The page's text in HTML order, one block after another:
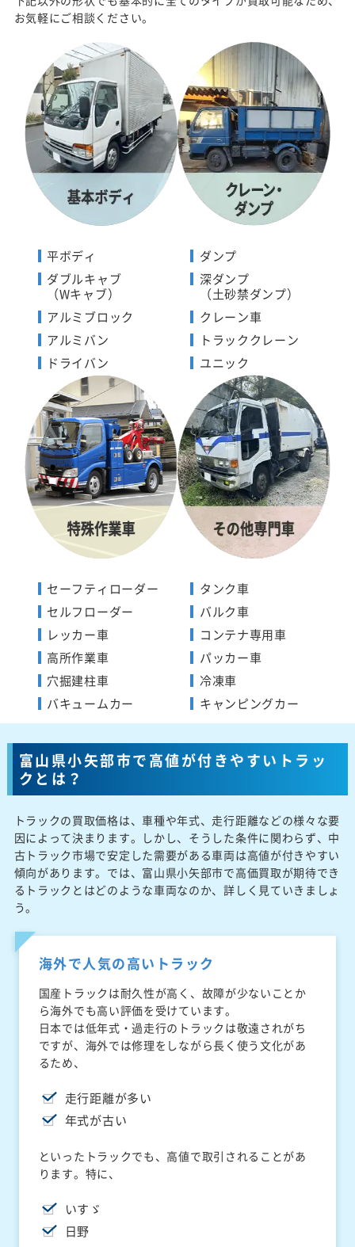
お気軽にご相談ください。
平ボディ
ダブルキャブ
（Wキャブ）
アルミブロック
アルミバン
ドライバン
ダンプ
深ダンプ
（土砂禁ダンプ）
クレーン車
トラッククレーン
ユニック
セーフティローダー
セルフローダー
レッカー車
高所作業車
穴掘建柱車
バキュームカー
タンク車
バルク車
コンテナ専用車
パッカー車
冷凍車
キャンピングカー
富山県小矢部市で高値が付きやすいトラッ
クとは？
トラックの買取価格は、車種や年式、走行距離などの様々な要
因によって決まります。しかし、そうした条件に関わらず、中
古トラック市場で安定した需要がある車両は高値が付きやすい
傾向があります。では、富山県小矢部市で高価買取が期待でき
るトラックとはどのような車両なのか、詳しく見ていきましょ
う。
海外で人気の高いトラック
国産トラックは耐久性が高く、故障が少ないことか
ら海外でも高い評価を受けています。
日本では低年式・過走行のトラックは敬遠されがち
ですが、海外では修理をしながら長く使う文化があ
るため、
走行距離が多い
年式が古い
といったトラックでも、高値で取引されることがあ
ります。特に、
いすゞ
日野